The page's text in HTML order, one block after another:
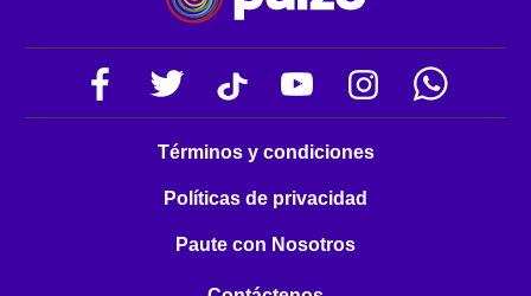
Términos y condiciones
Políticas de privacidad
Paute con Nosotros